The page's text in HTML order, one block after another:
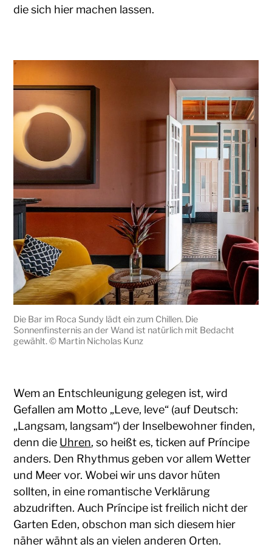
die sich hier machen lassen.
Die Bar im Roca Sundy lädt ein zum Chillen. Die
Sonnenfinsternis an der Wand ist natürlich mit Bedacht
gewählt. © Martin Nicholas Kunz
Wem an Entschleunigung gelegen ist, wird
Gefallen am Motto „Leve, leve“ (auf Deutsch:
„Langsam, langsam“) der Inselbewohner finden,
denn die Uhren, so heißt es, ticken auf Príncipe
anders. Den Rhythmus geben vor allem Wetter
und Meer vor. Wobei wir uns davor hüten
sollten, in eine romantische Verklärung
abzudriften. Auch Príncipe ist freilich nicht der
Garten Eden, obschon man sich diesem hier
näher wähnt als an vielen anderen Orten.